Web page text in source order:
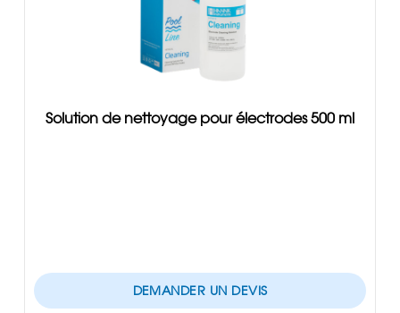
Solution de nettoyage pour électrodes 500 ml
DEMANDER UN DEVIS